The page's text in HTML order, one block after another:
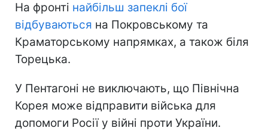
На фронті найбільш запеклі бої
відбуваються на Покровському та
Краматорському напрямках, а також біля
Торецька.
У Пентагоні не виключають, що Північна
Корея може відправити війська для
допомоги Росії у війні проти України.